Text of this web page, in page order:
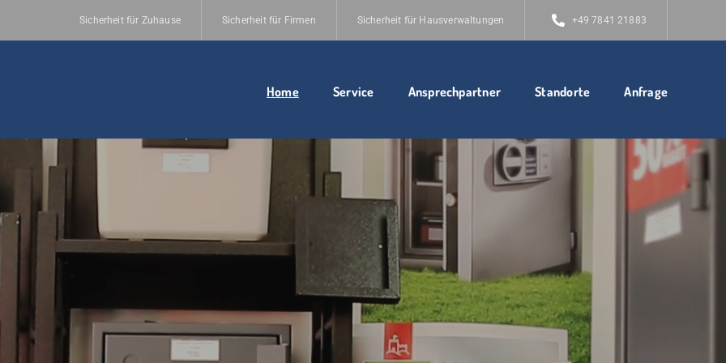
Sicherheit für Zuhause Sicherheit für Firmen Sicherheit für Hausverwaltungen +49 7841 21883
Home Service Ansprechpartner Standorte Anfrage